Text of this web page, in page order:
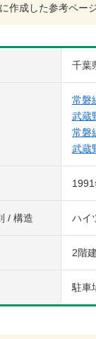
作成した参考ページ
千葉
常磐
武蔵
常磐
武蔵
/ 構造 ハイ
2階建
駐車